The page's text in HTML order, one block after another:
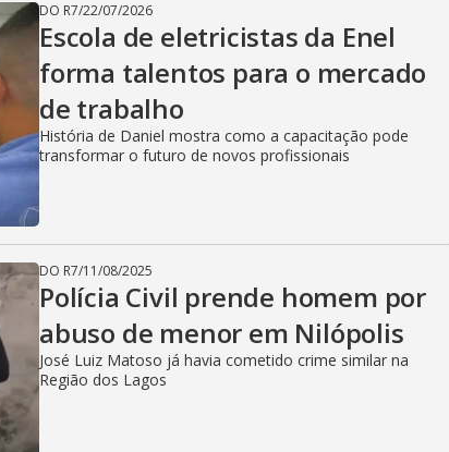
DO R7/22/07/2026
Escola de eletricistas da Enel
forma talentos para o mercado
de trabalho
História de Daniel mostra como a capacitação pode
transformar o futuro de novos profissionais
DO R7/11/08/2025
Polícia Civil prende homem por
abuso de menor em Nilópolis
José Luiz Matoso já havia cometido crime similar na
Região dos Lagos